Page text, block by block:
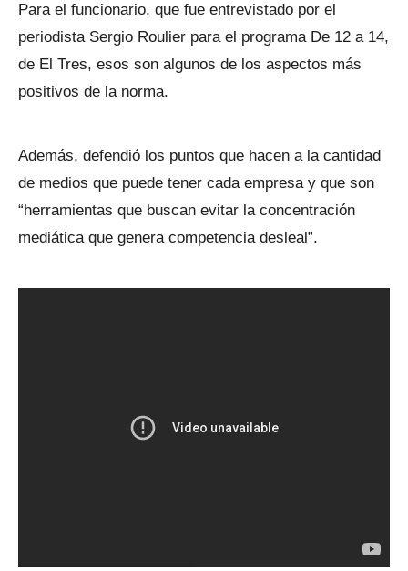
Para el funcionario, que fue entrevistado por el
periodista Sergio Roulier para el programa De 12 a 14,
de El Tres, esos son algunos de los aspectos más
positivos de la norma.
Además, defendió los puntos que hacen a la cantidad
de medios que puede tener cada empresa y que son
“herramientas que buscan evitar la concentración
mediática que genera competencia desleal”.